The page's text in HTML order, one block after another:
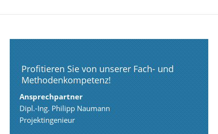
Profitieren Sie von unserer Fach- und
Methodenkompetenz!
Ansprechpartner
Dipl.-Ing. Philipp Naumann
Projektingenieur